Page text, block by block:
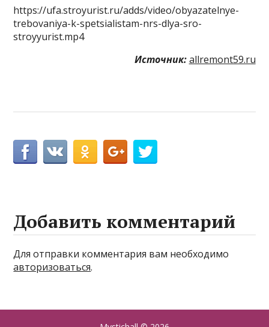
https://ufa.stroyurist.ru/adds/video/obyazatelnye-
trebovaniya-k-spetsialistam-nrs-dlya-sro-
stroyyurist.mp4
Источник: allremont59.ru
Добавить комментарий
Для отправки комментария вам необходимо
авторизоваться.